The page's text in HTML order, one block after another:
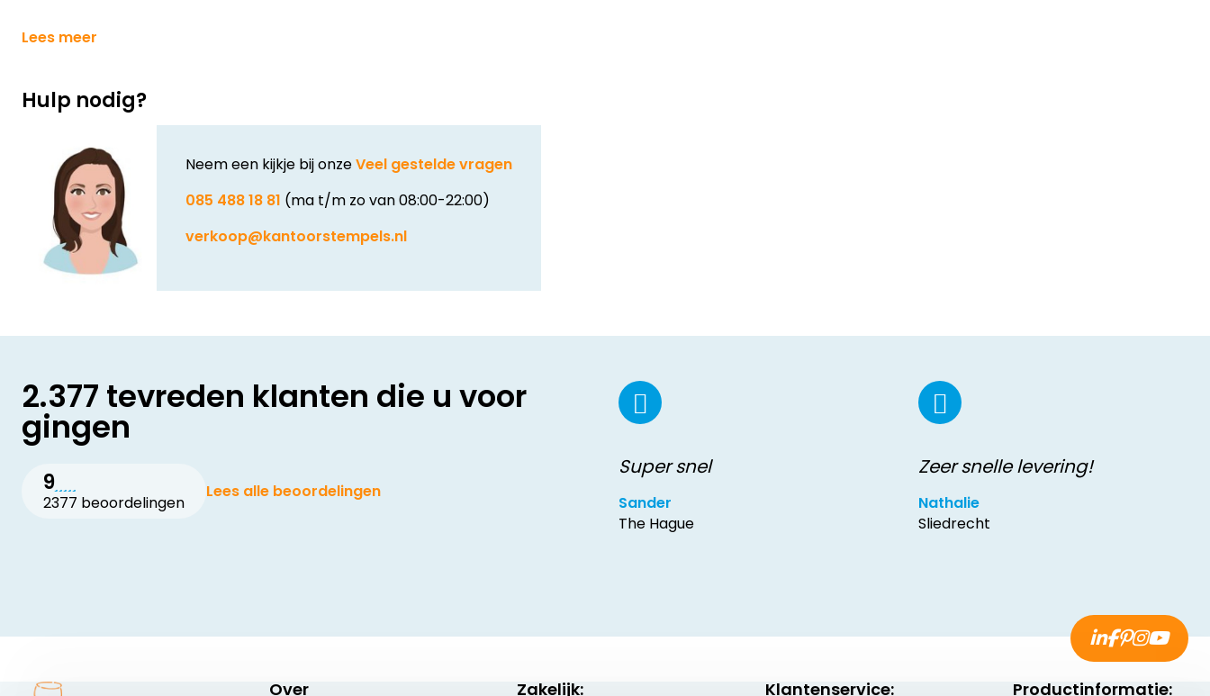
Lees meer
Hulp nodig?
Neem een kijkje bij onzeVeel gestelde vragen
085 488 18 81 (ma t/m zo van 08:00-22:00)
verkoop@kantoorstempels.nl
2.377 tevreden klanten die u voor
gingen
9
2377 beoordelingen
Lees alle beoordelingen
Super snel
Sander
The Hague
Zeer snelle levering!
Nathalie
Sliedrecht
Over Zakelijk: Klantenservice: Productinformatie: